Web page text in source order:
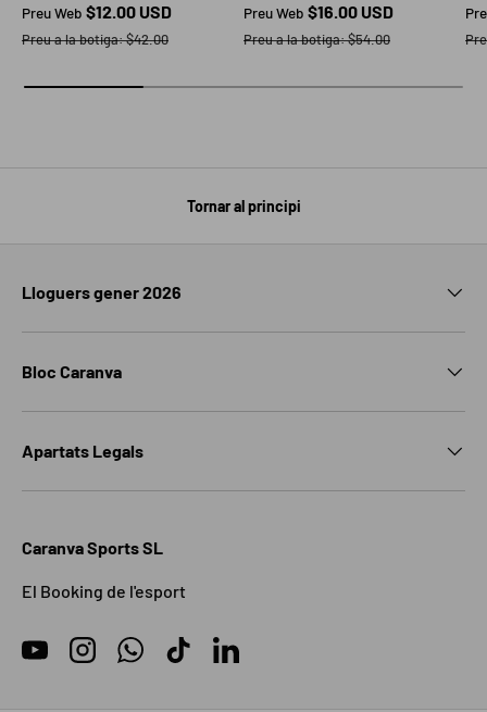
Preu web
Preu Web $12.00 USD
Preu a la botiga
Preu a la botiga:$42.00
Preu web
Preu Web $16.00 USD
Preu a la botiga
Preu a la botiga:$54.00
Tornar al principi
Lloguers gener 2026
Bloc Caranva
Apartats Legals
Caranva Sports SL
El Booking de l'esport
YouTubeInstagramWhatsAppTikTokLinkedIn